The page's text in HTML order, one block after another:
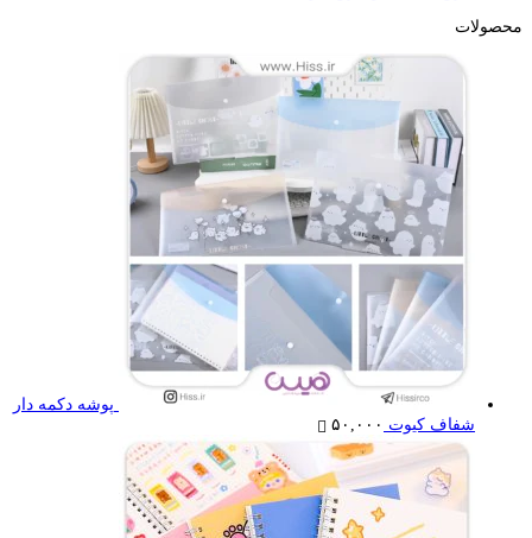
محصولات
پوشه دکمه دار
شفاف کیوت ۵۰,۰۰۰